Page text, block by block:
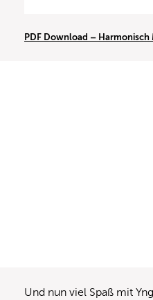
PDF Download –
Und nun viel Spaß mit